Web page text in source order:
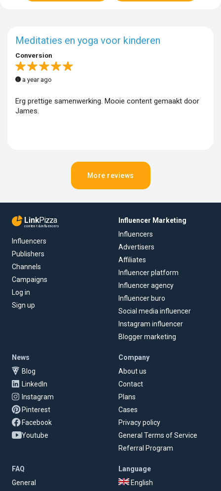
Meditaties en yoga voor kinderen
Conversion
a year ago
Erg prettige samenwerking. Mooie content gemaakt door
James.
More reviews
LinkPizza
content & influencers
Influencers
Publishers
Channels
Campaigns
Log in
Sign up
Influencer Marketing
Influencers
Advertisers
Affiliates
Influencer platform
Influencer agency
Influencer buro
Social media influencer
Instagram influencer
Blogger marketing
News
Blog
LinkedIn
Instagram
Pinterest
Facebook
Youtube
Company
About us
Contact
Plans
Cases
Privacy policy
General Terms of Service
Referral Program
FAQ
General
Language
English